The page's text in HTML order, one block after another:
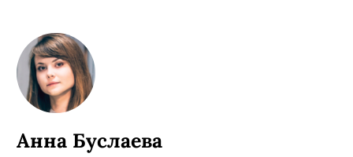
Анна Буслаева